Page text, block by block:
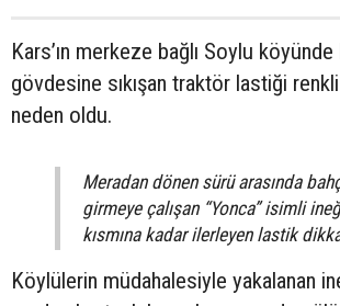
Kars’ın merkeze bağlı Soylu
gövdesine sıkışan traktör lastiği
neden oldu.
Meradan dönen sürü arasında
girmeye çalışan “Yonca” isimli
kısmına kadar ilerleyen lastik
Köylülerin müdahalesiyle yakalanan